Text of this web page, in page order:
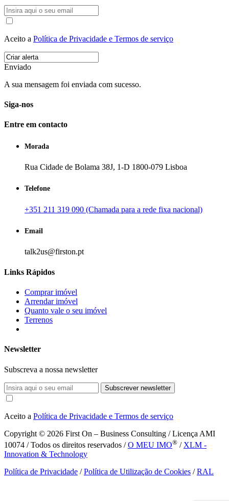
Aceito a Política de Privacidade e Termos de serviço
Enviado
A sua mensagem foi enviada com sucesso.
Siga-nos
Entre em contacto
Morada
Rua Cidade de Bolama 38J, 1-D 1800-079 Lisboa
Telefone
+351 211 319 090 (Chamada para a rede fixa nacional)
Email
talk2us@firston.pt
Links Rápidos
Comprar imóvel
Arrendar imóvel
Quanto vale o seu imóvel
Terrenos
Newsletter
Subscreva a nossa newsletter
Subscrever newsletter
Aceito a Política de Privacidade e Termos de serviço
Copyright © 2026 First On – Business Consulting / Licença AMI
10074 / Todos os direitos reservados /O MEU IMO® / XLM -
Innovation & Technology
Política de Privacidade /Política de Utilização de Cookies /RAL